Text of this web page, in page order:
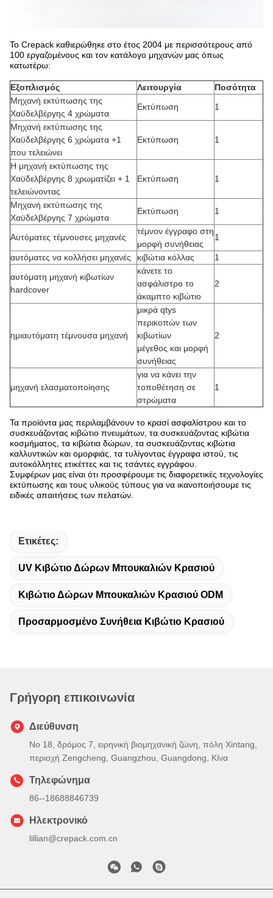
Το Crepack καθιερώθηκε στο έτος 2004 με περισσότερους από
100 εργαζομένους και τον κατάλογο μηχανών μας όπως
κατωτέρω:
Εξοπλισμός Λειτουργία
Ποσότητα
Μηχανή εκτύπωσης της
Χαϋδελβέργης 4 χρώματα
Εκτύπωση 1
Μηχανή εκτύπωσης της
Χαϋδελβέργης 6 χρώματα +1
που τελειώνει
Εκτύπωση 1
Η μηχανή εκτύπωσης της
Χαϋδελβέργης 8 χρωματίζει + 1
τελειώνοντας
Εκτύπωση 1
Μηχανή εκτύπωσης της
Χαϋδελβέργης 7 χρώματα
Εκτύπωση 1
Αυτόματες τέμνουσες μηχανές
τέμνον έγγραφο στη
μορφή συνήθειας
1
αυτόματες να κολλήσει μηχανές κιβώτια κόλλας
1
αυτόματη μηχανή κιβωτίων
hardcover
κάνετε το
ασφάλιστρο το
άκαμπτο κιβώτιο
2
ημιαυτόματη τέμνουσα μηχανή
μικρά qtys
περικοπών των
κιβωτίων
μέγεθος και μορφή
συνήθειας
2
μηχανή ελασματοποίησης
για να κάνει την
τοποθέτηση σε
στρώματα
1
Τα προϊόντα μας περιλαμβάνουν το κρασί ασφαλίστρου και το
συσκευάζοντας κιβώτιο πνευμάτων, τα συσκευάζοντας κιβώτια
κοσμήματος, τα κιβώτια δώρων, τα συσκευάζοντας κιβώτια
καλλυντικών και ομορφιάς, τα τυλίγοντας έγγραφα ιστού, τις
αυτοκόλλητες ετικέττες και τις τσάντες εγγράφου.
Συμφέρων μας είναι ότι προσφέρουμε τις διαφορετικές τεχνολογίες
εκτύπωσης και τους υλικούς τύπους για να ικανοποιήσουμε τις
ειδικές απαιτήσεις των πελατών.
Ετικέτες:
UV Κιβώτιο Δώρων Μπουκαλιών Κρασιού
Κιβώτιο Δώρων Μπουκαλιών Κρασιού ODM
Προσαρμοσμένο Συνήθεια Κιβώτιο Κρασιού
Γρήγορη επικοινωνία
Διεύθυνση
Νο 18, δρόμος 7, ειρηνική βιομηχανική ζώνη, πόλη Xintang,
περιοχή Zengcheng, Guangzhou, Guangdong, Κίνα
Τηλεφώνημα
86--18688846739
Ηλεκτρονικό
lillian@crepack.com.cn